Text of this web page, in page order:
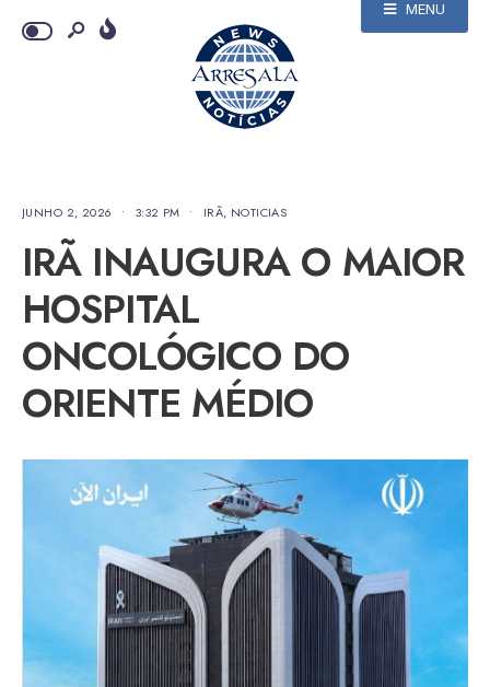
MENU
JUNHO 2, 2026 • 3:32 PM • IRÃ, NOTICIAS
IRÃ INAUGURA O MAIOR
HOSPITAL
ONCOLÓGICO DO
ORIENTE MÉDIO